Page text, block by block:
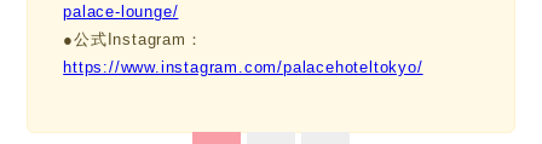
palace-lounge/
●公式Instagram：
https://www.instagram.com/palacehoteltokyo/